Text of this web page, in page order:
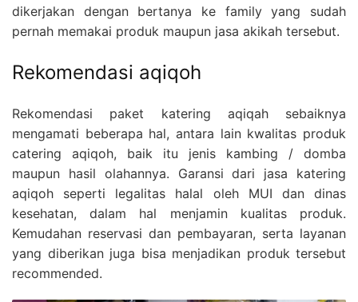
dikerjakan dengan bertanya ke family yang sudah
pernah memakai produk maupun jasa akikah tersebut.
Rekomendasi aqiqoh
Rekomendasi paket katering aqiqah sebaiknya
mengamati beberapa hal, antara lain kwalitas produk
catering aqiqoh, baik itu jenis kambing / domba
maupun hasil olahannya. Garansi dari jasa katering
aqiqoh seperti legalitas halal oleh MUI dan dinas
kesehatan, dalam hal menjamin kualitas produk.
Kemudahan reservasi dan pembayaran, serta layanan
yang diberikan juga bisa menjadikan produk tersebut
recommended.